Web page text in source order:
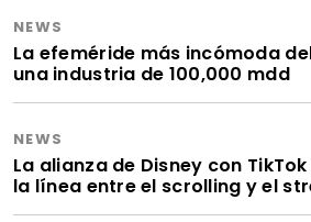
NEWS
La efeméride más incómoda
una industria de 100,000 mdd
NEWS
La alianza de Disney con
la línea entre el scrolling y el